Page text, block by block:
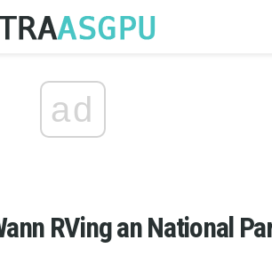
ad
RVing an National